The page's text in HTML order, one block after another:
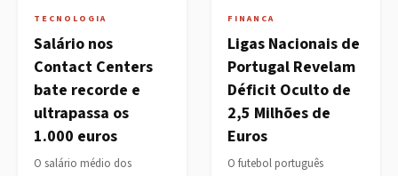
TECNOLOGIA
Salário nos
Contact Centers
bate recorde e
ultrapassa os
1.000 euros
O salário médio dos
FINANCA
Ligas Nacionais de
Portugal Revelam
Déficit Oculto de
2,5 Milhões de
Euros
O futebol português